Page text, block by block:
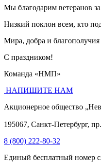
Мы благодарим ветеранов
Низкий поклон всем, кто
Мира, добра и
С праздником!
Команда «НМП»
НАПИШИТЕ НАМ
Акционерное общество
195067, Санкт-Петербург,
8 (800) 222-80-32
Единый бесплатный